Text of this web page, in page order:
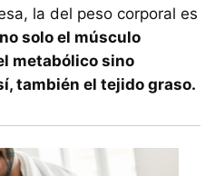
la del peso corporal es
no solo el músculo
metabólico sino
también el tejido graso.